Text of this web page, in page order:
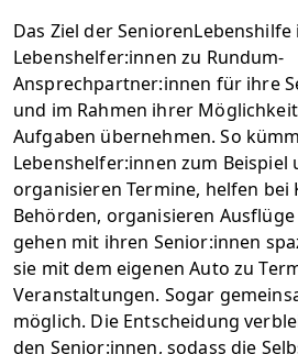
Das Ziel der SeniorenLebenshilfe
Lebenshelfer:innen zu Rundum-
Ansprechpartner:innen für ihre
und im Rahmen ihrer
Aufgaben übernehmen. So
Lebenshelfer:innen zum Beispiel
organisieren Termine, helfen
Behörden, organisieren
gehen mit ihren Senior:innen
sie mit dem eigenen Auto zu
Veranstaltungen. Sogar
möglich. Die Entscheidung
den Senior:innen, sodass die